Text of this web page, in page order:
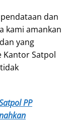
dan
kami amankan
yang
Kantor Satpol
PP